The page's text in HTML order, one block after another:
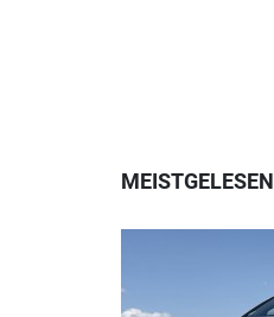
MEISTGELESEN